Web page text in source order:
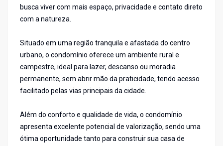
busca viver com mais espaço, privacidade e contato direto
com a natureza.
Situado em uma região tranquila e afastada do centro
urbano, o condomínio oferece um ambiente rural e
campestre, ideal para lazer, descanso ou moradia
permanente, sem abrir mão da praticidade, tendo acesso
facilitado pelas vias principais da cidade.
Além do conforto e qualidade de vida, o condomínio
apresenta excelente potencial de valorização, sendo uma
ótima oportunidade tanto para construir sua casa de